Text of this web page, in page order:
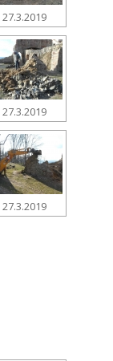
27.3.2019
27.3.2019
27.3.2019